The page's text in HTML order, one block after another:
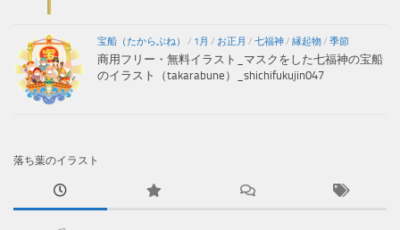
宝船（たからぶね） / 1月 / お正月 / 七福神/ 縁起物/ 季節
商用フリー・無料イラスト_マスクをした七福神の宝船
のイラスト（takarabune）_shichifukujin047
落ち葉のイラスト